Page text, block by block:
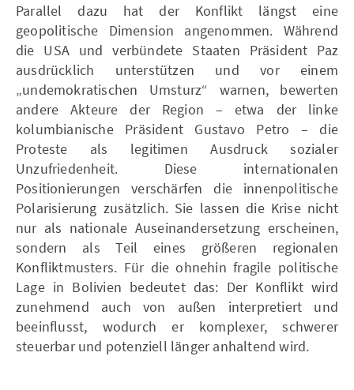
Parallel dazu hat der Konflikt längst eine
geopolitische Dimension angenommen. Während
die USA und verbündete Staaten Präsident Paz
ausdrücklich unterstützen und vor einem
„undemokratischen Umsturz“ warnen, bewerten
andere Akteure der Region – etwa der linke
kolumbianische Präsident Gustavo Petro – die
Proteste als legitimen Ausdruck sozialer
Unzufriedenheit. Diese internationalen
Positionierungen verschärfen die innenpolitische
Polarisierung zusätzlich. Sie lassen die Krise nicht
nur als nationale Auseinandersetzung erscheinen,
sondern als Teil eines größeren regionalen
Konfliktmusters. Für die ohnehin fragile politische
Lage in Bolivien bedeutet das: Der Konflikt wird
zunehmend auch von außen interpretiert und
beeinflusst, wodurch er komplexer, schwerer
steuerbar und potenziell länger anhaltend wird.